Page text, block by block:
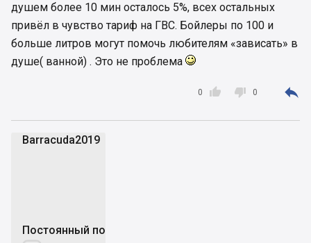
душем более 10 мин осталось 5%, всех остальных
привёл в чувство тариф на ГВС. Бойлеры по 100 и
больше литров могут помочь любителям «зависать» в
душе( ванной) . Это не проблема

0  0 
Barracuda2019
Постоянный пользователь